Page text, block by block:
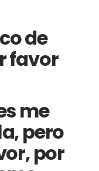
de
favor
me
pero
por